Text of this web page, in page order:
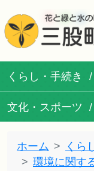
くらし・手続き
文化・スポーツ
ホーム くら
環境に関す